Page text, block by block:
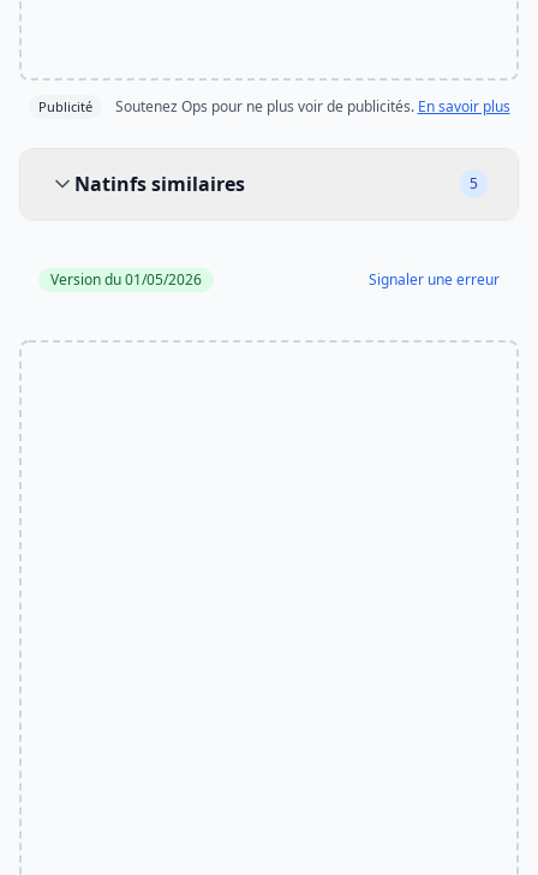
Publicité Soutenez Ops pour ne plus voir de publicités. En savoir plus
Natinfs similaires
5
Version du 01/05/2026 Signaler une erreur